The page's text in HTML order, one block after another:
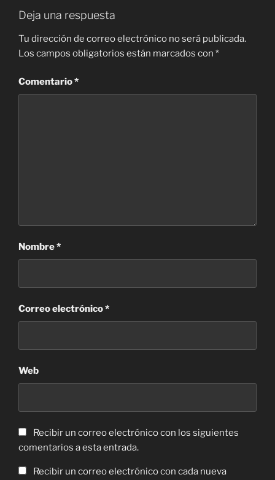
Deja una respuesta
Tu dirección de correo electrónico no será publicada.
Los campos obligatorios están marcados con *
Comentario*
Nombre*
Correo electrónico*
Web
Recibir un correo electrónico con los siguientes
comentarios a esta entrada.
Recibir un correo electrónico con cada nueva